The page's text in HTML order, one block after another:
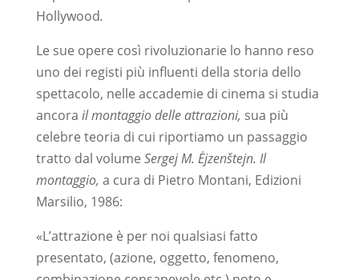
Hollywood.
Le sue opere così rivoluzionarie lo hanno reso
uno dei registi più influenti della storia dello
spettacolo, nelle accademie di cinema si studia
ancora il montaggio delle attrazioni, sua più
celebre teoria di cui riportiamo un passaggio
tratto dal volume Sergej M. Ėjzenštejn. Il
montaggio, a cura di Pietro Montani, Edizioni
Marsilio, 1986:
«L’attrazione è per noi qualsiasi fatto
presentato, (azione, oggetto, fenomeno,